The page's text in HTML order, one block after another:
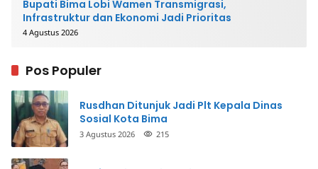
Bupati Bima Lobi Wamen Transmigrasi,
Infrastruktur dan Ekonomi Jadi Prioritas
4 Agustus 2026
Pos Populer
Rusdhan Ditunjuk Jadi Plt Kepala Dinas
Sosial Kota Bima
3 Agustus 2026 215